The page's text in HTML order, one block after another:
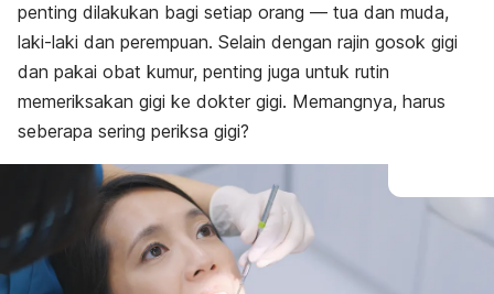
penting dilakukan bagi setiap orang — tua dan muda,
laki-laki dan perempuan. Selain dengan rajin gosok gigi
dan pakai obat kumur, penting juga untuk rutin
memeriksakan gigi ke dokter gigi. Memangnya, harus
seberapa sering periksa gigi?